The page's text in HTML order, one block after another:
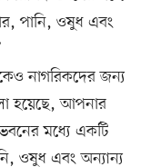
পানি, ওষুধ এবং
নাগরিকদের জন্য
হয়েছে, আপনার
মধ্যে একটি
ওষুধ এবং অন্যান্য